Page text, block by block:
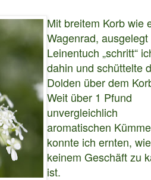
Mit breitem Korb wie
Wagenrad,
Leinentuch „schritt“
dahin und schüttelte
Dolden über dem
Weit über 1 Pfund
unvergleichlich
aromatischen
konnte ich ernten,
keinem Geschäft zu
ist.